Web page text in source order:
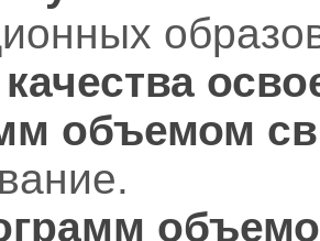
объемом